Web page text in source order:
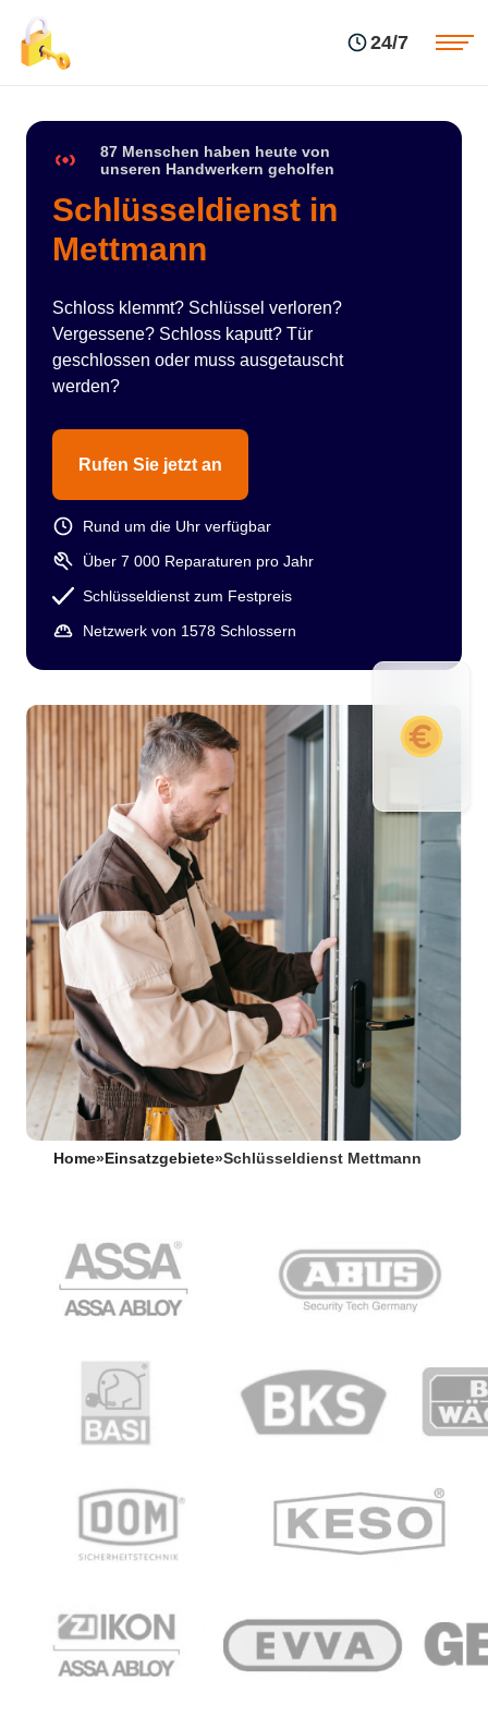
24/7
87 Menschen haben heute von
unseren Handwerkern geholfen
Schlüsseldienst in
Mettmann
Schloss klemmt? Schlüssel verloren?
Vergessene? Schloss kaputt? Tür
geschlossen oder muss ausgetauscht
werden?
Rufen Sie jetzt an
Rund um die Uhr verfügbar
Über 7 000 Reparaturen pro Jahr
Schlüsseldienst zum Festpreis
Netzwerk von 1578 Schlossern
Home» Einsatzgebiete»Schlüsseldienst Mettmann